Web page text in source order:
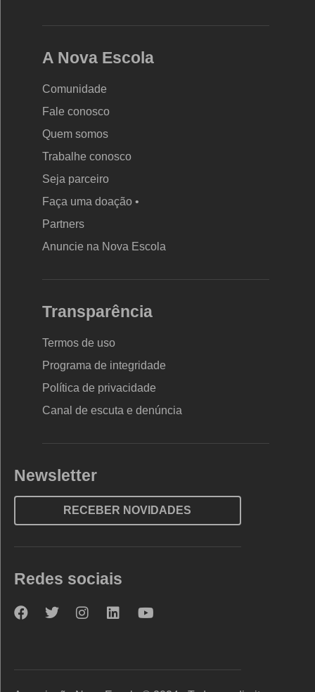
A Nova Escola
Comunidade
Fale conosco
Quem somos
Trabalhe conosco
Seja parceiro
Faça uma doação •
Partners
Anuncie na Nova Escola
Transparência
Termos de uso
Programa de integridade
Política de privacidade
Canal de escuta e denúncia
Newsletter
RECEBER NOVIDADES
Redes sociais
Nova
Facebook
Nova
Twitter
Nova
Instagram
Nova
LinkedInYouTube